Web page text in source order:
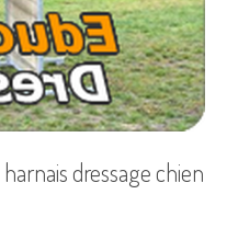
dressage chien